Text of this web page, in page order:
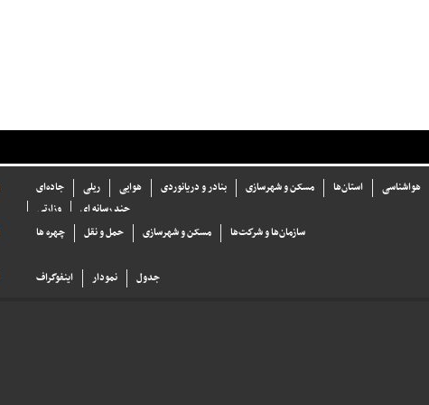
جاده‌ای ریلی هوایی بنادر و دریانوردی مسکن و شهرسازی استان‌ها
هواشناسی
وزارتی
چند رسانه ای
چهره ها حمل و نقل مسکن و شهرسازی سازما‌ن‌ها و شركت‌ها
اینفوگراف نمودار جدول